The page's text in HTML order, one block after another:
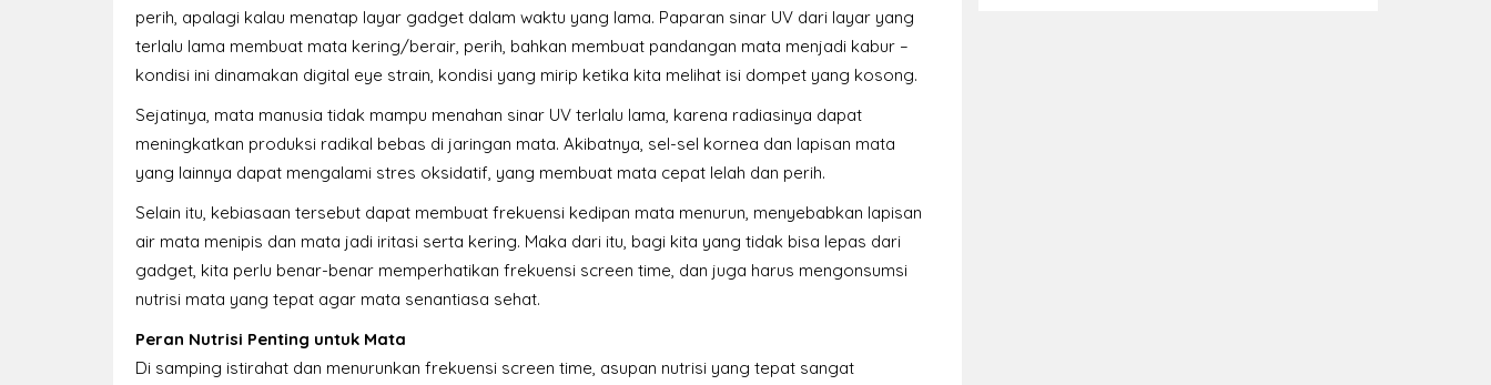
perih, apalagi kalau menatap layar gadget dalam waktu yang lama. Paparan sinar UV dari layar yang
terlalu lama membuat mata kering/berair, perih, bahkan membuat pandangan mata menjadi kabur –
kondisi ini dinamakan digital eye strain, kondisi yang mirip ketika kita melihat isi dompet yang kosong.
Sejatinya, mata manusia tidak mampu menahan sinar UV terlalu lama, karena radiasinya dapat
meningkatkan produksi radikal bebas di jaringan mata. Akibatnya, sel-sel kornea dan lapisan mata
yang lainnya dapat mengalami stres oksidatif, yang membuat mata cepat lelah dan perih.
Selain itu, kebiasaan tersebut dapat membuat frekuensi kedipan mata menurun, menyebabkan lapisan
air mata menipis dan mata jadi iritasi serta kering. Maka dari itu, bagi kita yang tidak bisa lepas dari
gadget, kita perlu benar-benar memperhatikan frekuensi screen time, dan juga harus mengonsumsi
nutrisi mata yang tepat agar mata senantiasa sehat.
Peran Nutrisi Penting untuk Mata
Di samping istirahat dan menurunkan frekuensi screen time, asupan nutrisi yang tepat sangat